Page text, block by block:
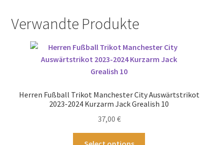
Verwandte Produkte
Herren Fußball Trikot Manchester City Auswärtstrikot
2023-2024 Kurzarm Jack Grealish 10
37,00 €